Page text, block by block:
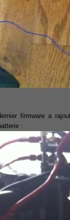
firmware a
: